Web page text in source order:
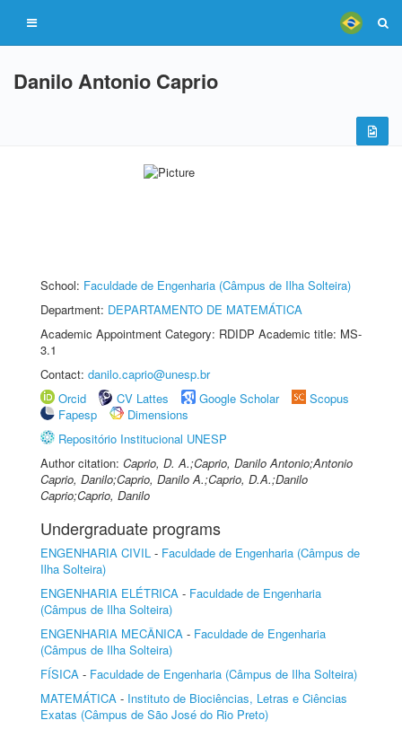
Danilo Antonio Caprio
School: Faculdade de Engenharia (Câmpus de Ilha Solteira)
Department: DEPARTAMENTO DE MATEMÁTICA
Academic Appointment Category: RDIDP Academic title: MS-
3.1
Contact: danilo.caprio@unesp.br
Orcid
CV Lattes Google Scholar
Scopus
Fapesp
Dimensions
Repositório Institucional UNESP
Author citation: Caprio, D. A.;Caprio, Danilo Antonio;Antonio
Caprio, Danilo;Caprio, Danilo A.;Caprio, D.A.;Danilo
Caprio;Caprio, Danilo
Undergraduate programs
ENGENHARIA CIVIL - Faculdade de Engenharia (Câmpus de
Ilha Solteira)
ENGENHARIA ELÉTRICA - Faculdade de Engenharia
(Câmpus de Ilha Solteira)
ENGENHARIA MECÂNICA - Faculdade de Engenharia
(Câmpus de Ilha Solteira)
FÍSICA - Faculdade de Engenharia (Câmpus de Ilha Solteira)
MATEMÁTICA - Instituto de Biociências, Letras e Ciências
Exatas (Câmpus de São José do Rio Preto)